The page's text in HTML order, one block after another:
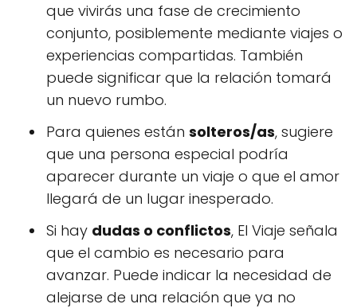
que vivirás una fase de crecimiento
conjunto, posiblemente mediante viajes o
experiencias compartidas. También
puede significar que la relación tomará
un nuevo rumbo.
Para quienes están solteros/as, sugiere
que una persona especial podría
aparecer durante un viaje o que el amor
llegará de un lugar inesperado.
Si hay dudas o conflictos, El Viaje señala
que el cambio es necesario para
avanzar. Puede indicar la necesidad de
alejarse de una relación que ya no